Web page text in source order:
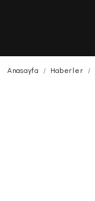
Anasayfa Haberler